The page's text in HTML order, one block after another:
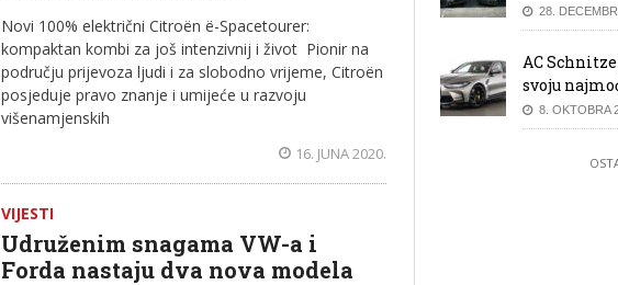
Novi 100% električni Citroën ë-Spacetourer:
kompaktan kombi za još intenzivnij i život Pionir na
području prijevoza ljudi i za slobodno vrijeme, Citroën
posjeduje pravo znanje i umijeće u razvoju
višenamjenskih
16. JUNA 2020.
VIJESTI
Udruženim snagama VW-a i
Forda nastaju dva nova modela
28.
AC
svoju
8. OKTOBRA